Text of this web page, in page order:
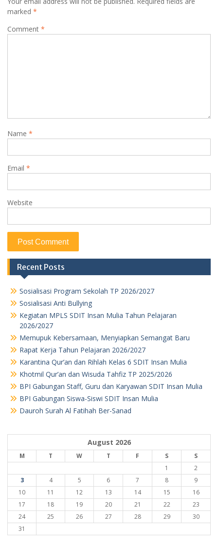
marked *
Comment *
Name *
Email *
Website
Recent Posts
Sosialisasi Program Sekolah TP 2026/2027
Sosialisasi Anti Bullying
Kegiatan MPLS SDIT Insan Mulia Tahun Pelajaran
2026/2027
Memupuk Kebersamaan, Menyiapkan Semangat Baru
Rapat Kerja Tahun Pelajaran 2026/2027
Karantina Qur’an dan Rihlah Kelas 6 SDIT Insan Mulia
Khotmil Qur’an dan Wisuda Tahfiz TP 2025/2026
BPI Gabungan Staff, Guru dan Karyawan SDIT Insan Mulia
BPI Gabungan Siswa-Siswi SDIT Insan Mulia
Dauroh Surah Al Fatihah Ber-Sanad
August 2026
M T W T F S
S
1
2
3
4 5 6 7 8
9
10
11 12 13 14 15
16
17
18 19 20 21 22
23
24
25 26 27 28 29
30
31